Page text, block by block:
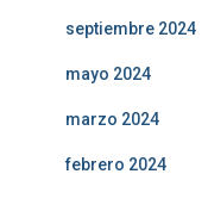
septiembre 2024
mayo 2024
marzo 2024
febrero 2024